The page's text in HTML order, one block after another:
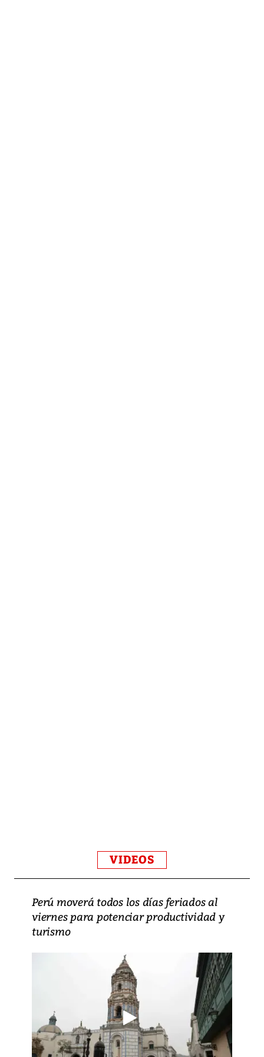
VIDEOS
Perú moverá todos los días feriados al
viernes para potenciar productividad y
turismo